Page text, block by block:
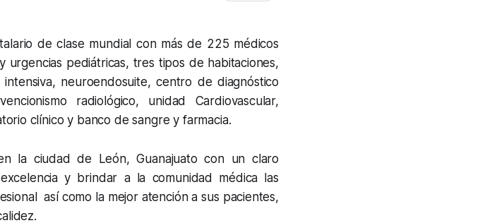
de clase mundial con más de 225 médicos
pediátricas, tres tipos de habitaciones,
neuroendosuite, centro de diagnóstico
radiológico, unidad Cardiovascular,
clínico y banco de sangre y farmacia.
la ciudad de León, Guanajuato con un claro
y brindar a la comunidad médica las
así como la mejor atención a sus pacientes,